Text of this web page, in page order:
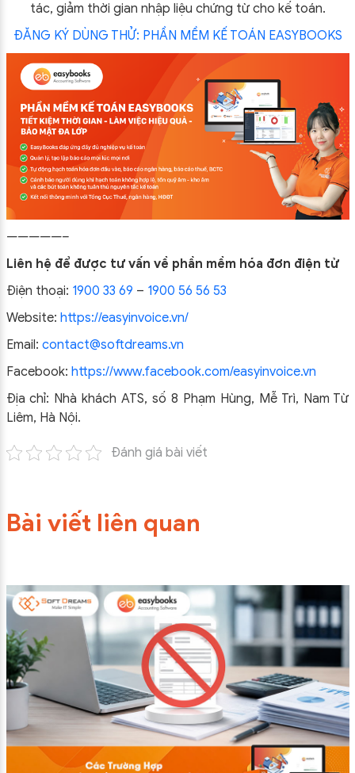
tác, giảm thời gian nhập liệu chứng từ cho kế toán.
ĐĂNG KÝ DÙNG THỬ: PHẦN MỀM KẾ TOÁN EASYBOOKS
—————–
Liên hệ để được tư vấn về phần mềm hóa đơn điện tử
Điện thoại: 1900 33 69 – 1900 56 56 53
Website: https://easyinvoice.vn/
Email: contact@softdreams.vn
Facebook: https://www.facebook.com/easyinvoice.vn
Địa chỉ: Nhà khách ATS, số 8 Phạm Hùng, Mễ Trì, Nam Từ
Liêm, Hà Nội.
Đánh giá bài viết
Bài viết liên quan